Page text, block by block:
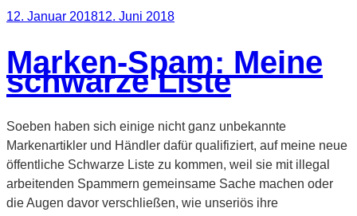
Veröffentlicht
12. Januar 201812. Juni 2018
Marken-Spam: Meine
schwarze Liste
Soeben haben sich einige nicht ganz unbekannte
Markenartikler und Händler dafür qualifiziert, auf meine neue
öffentliche Schwarze Liste zu kommen, weil sie mit illegal
arbeitenden Spammern gemeinsame Sache machen oder
die Augen davor verschließen, wie unseriös ihre